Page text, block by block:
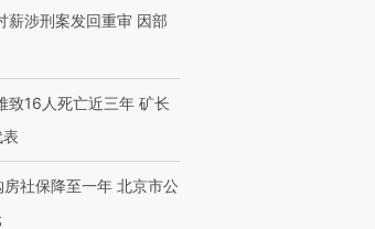
别呈现】寻找100种
的生活方式·第三对
【商旅对话】华住集团
CFO：不靠规模取胜，华
薪涉刑案发回重审 因部
致16人死亡近三年 矿长
社保降至一年 北京市公